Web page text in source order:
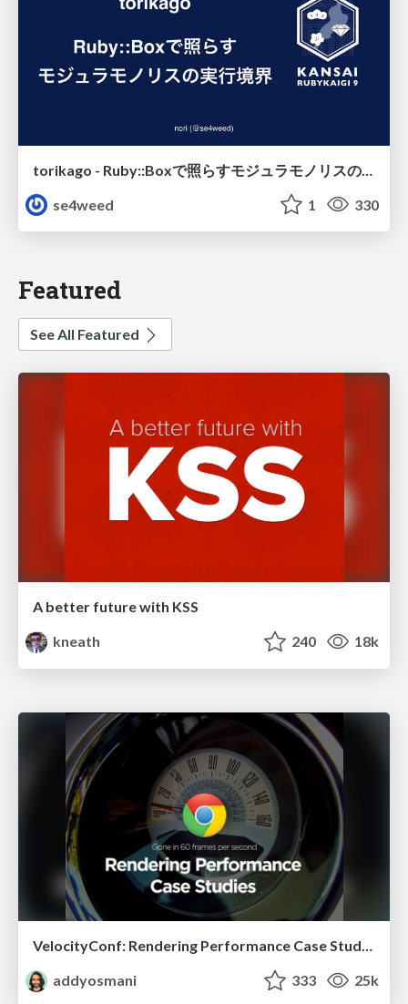
se4weed
1 330
Featured
See All Featured
A better future with KSS
kneath
240 18k
VelocityConf: Rendering Performance Case Studies
addyosmani
333 25k